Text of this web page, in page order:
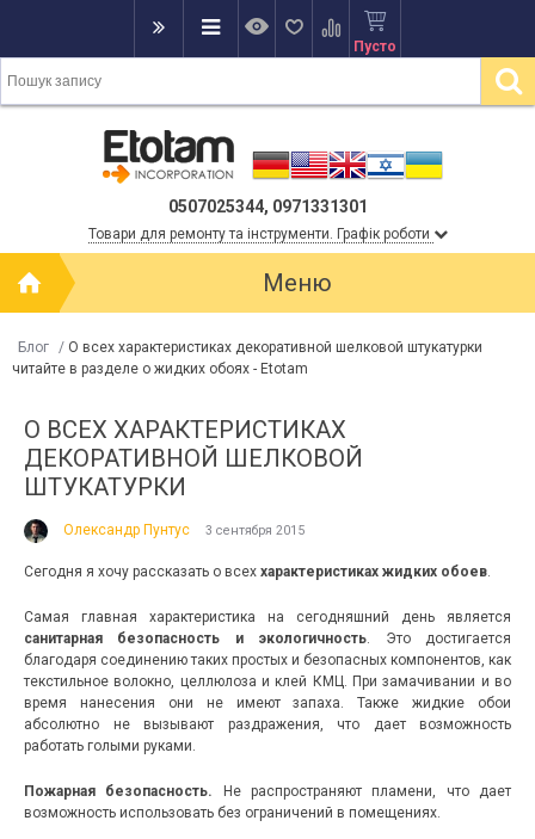
Пусто
0507025344, 0971331301
Товари для ремонту та інструменти. Графік роботи
Меню
Блог / О всех характеристиках декоративной шелковой штукатурки
читайте в разделе о жидких обоях - Etotam
О ВСЕХ ХАРАКТЕРИСТИКАХ
ДЕКОРАТИВНОЙ ШЕЛКОВОЙ
ШТУКАТУРКИ
Олександр Пунтус 3 сентября 2015
Сегодня я хочу рассказать о всех характеристиках жидких обоев.
Самая главная характеристика на сегодняшний день является
санитарная безопасность и экологичность. Это достигается
благодаря соединению таких простых и безопасных компонентов, как
текстильное волокно, целлюлоза и клей КМЦ. При замачивании и во
время нанесения они не имеют запаха. Также жидкие обои
абсолютно не вызывают раздражения, что дает возможность
работать голыми руками.
Пожарная безопасность. Не распространяют пламени, что дает
возможность использовать без ограничений в помещениях.